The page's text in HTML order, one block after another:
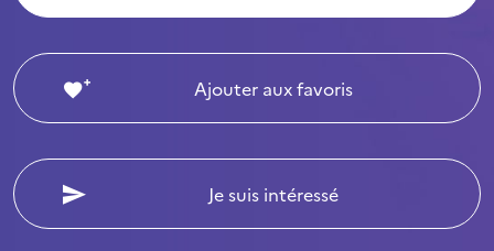
Ajouter aux favoris
Je suis intéressé